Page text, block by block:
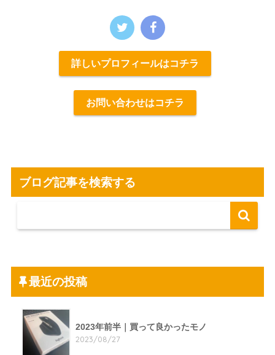
詳しいプロフィールはコチラ
お問い合わせはコチラ
ブログ記事を検索する
最近の投稿
2023年前半｜買って良かったモノ
2023/08/27